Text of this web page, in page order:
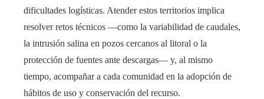
dificultades logísticas. Atender estos territorios implica
resolver retos técnicos —como la variabilidad de caudales,
la intrusión salina en pozos cercanos al litoral o la
protección de fuentes ante descargas— y, al mismo
tiempo, acompañar a cada comunidad en la adopción de
hábitos de uso y conservación del recurso.